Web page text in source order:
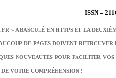
ISSN =
» A BASCULÉ EN HTTPS ET LA
DE PAGES DOIVENT
NOUVEAUTÉS POUR FACILITER
VOTRE COMPRÉHENSION !